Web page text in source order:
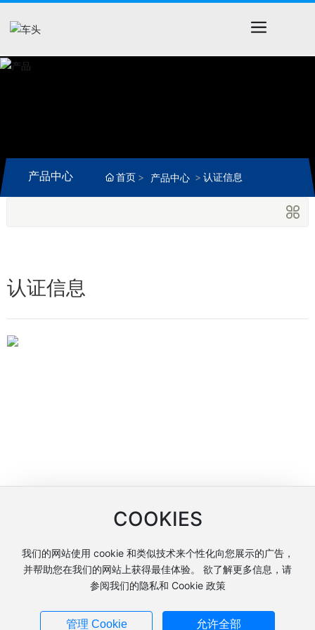
产品中心 首页 产品中心 认证信息
认证信息
Copyright © 浙江车头制药股份有限公司
网站建设：中企动力 台州
COOKIES
我们的网站使用 cookie 和类似技术来个性化向您展示的广告，
并帮助您在我们的网站上获得最佳体验。 欲了解更多信息，请
参阅我们的隐私和 Cookie 政策
管理 Cookie 允许全部
浙公网安备33102402000567号